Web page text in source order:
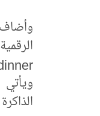
وأضاف